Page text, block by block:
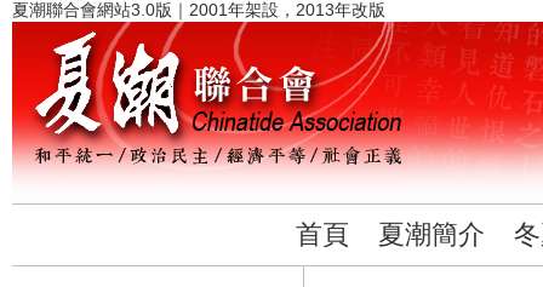
夏潮聯合會網站3.0版｜2001年架設，2013年改版
首頁 夏潮簡介